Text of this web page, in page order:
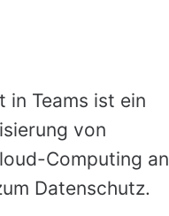
in Teams ist ein
von
Computing an
Datenschutz.